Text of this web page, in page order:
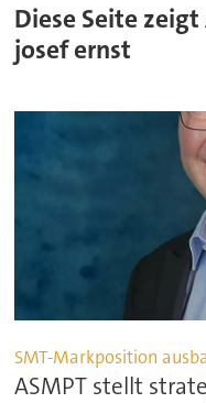
Diese Seite
josef ernst
SMT-Markposition
ASMPT stellt